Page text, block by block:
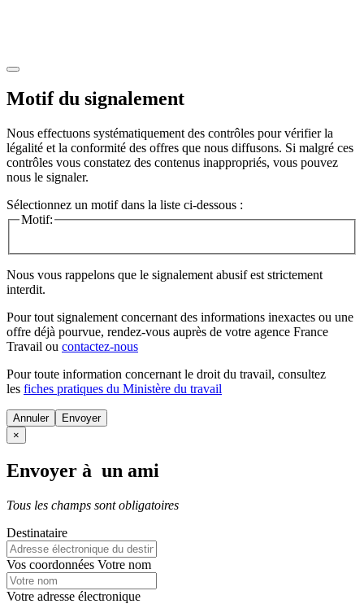
Motif du signalement
Nous effectuons systématiquement des contrôles pour vérifier la
légalité et la conformité des offres que nous diffusons. Si malgré ces
contrôles vous constatez des contenus inappropriés, vous pouvez
nous le signaler.
Sélectionnez un motif dans la liste ci-dessous :
Motif:
Nous vous rappelons que le signalement abusif est strictement
interdit.
Pour tout signalement concernant des informations inexactes ou une
offre déjà pourvue, rendez-vous auprès de votre agence France
Travail ou contactez-nous
Pour toute information concernant le droit du travail, consultez
les fiches pratiques du Ministère du travail
Annuler
×
Envoyer à un ami
Tous les champs sont obligatoires
Destinataire
Vos coordonnées Votre nom
Votre adresse électronique